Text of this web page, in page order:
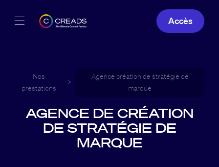
Offres
Accès
Nos
prestations
>
Agence création de stratégie de
marque
AGENCE DE CRÉATION
DE STRATÉGIE DE
MARQUE